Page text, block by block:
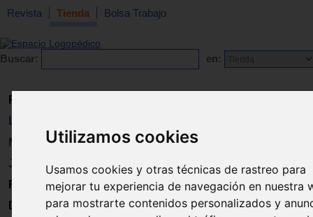
Utilizamos cookies
Usamos cookies y otras técnicas de rastreo para
mejorar tu experiencia de navegación en nuestra
para mostrarte contenidos personalizados y
Revista Tienda Bolsa Trabajo
Buscar: en:
Revista
Libros
Material
Juguetes
Formación
Directorio